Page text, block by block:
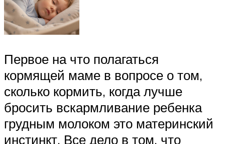
Первое на что полагаться
кормящей маме в вопросе о том,
сколько кормить, когда лучше
бросить вскармливание ребенка
грудным молоком это материнский
инстинкт. Все дело в том, что